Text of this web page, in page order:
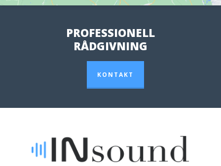
PROFESSIONELL
RÅDGIVNING
KONTAKT